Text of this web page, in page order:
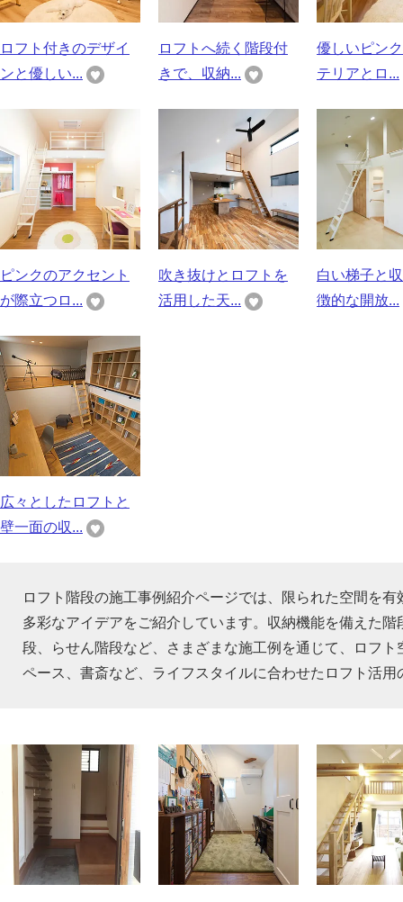
ロフト付きのデザイ
ンと優しい...
ロフトへ続く階段付
きで、収納...
優しいピン
テリアとロ...
ピンクのアクセント
が際立つロ...
吹き抜けとロフトを
活用した天...
白い梯子と
徴的な開放...
広々としたロフトと
壁一面の収...
ロフト階段の施工事例紹介ページでは、限られた空間を
多彩なアイデアをご紹介しています。収納機能を備えた
段、らせん階段など、さまざまな施工例を通じて、ロフ
ペース、書斎など、ライフスタイルに合わせたロフト活